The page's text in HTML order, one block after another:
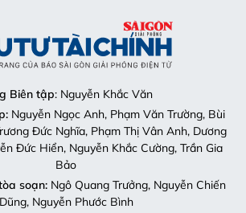
Biên tập: Nguyễn Khắc Văn
Nguyễn Ngọc Anh, Phạm Văn Trường, Bùi
Đức Nghĩa, Phạm Thị Vân Anh, Dương
Đức Hiển, Nguyễn Khắc Cường, Trần Gia
Bảo
soạn:Ngô Quang Trưởng, Nguyễn Chiến
Dũng, Nguyễn Phước Bình